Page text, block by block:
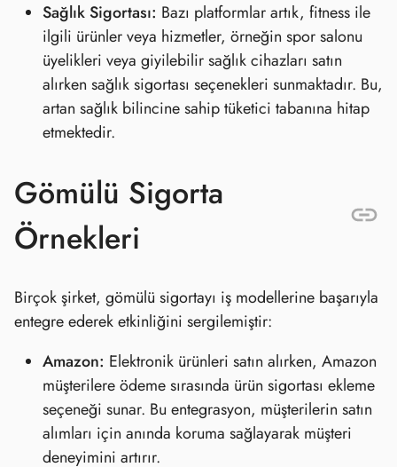
Sağlık Sigortası: Bazı platformlar artık, fitness ile
ilgili ürünler veya hizmetler, örneğin spor salonu
üyelikleri veya giyilebilir sağlık cihazları satın
alırken sağlık sigortası seçenekleri sunmaktadır. Bu,
artan sağlık bilincine sahip tüketici tabanına hitap
etmektedir.
Gömülü Sigorta
Örnekleri
Birçok şirket, gömülü sigortayı iş modellerine başarıyla
entegre ederek etkinliğini sergilemiştir:
Amazon: Elektronik ürünleri satın alırken, Amazon
müşterilere ödeme sırasında ürün sigortası ekleme
seçeneği sunar. Bu entegrasyon, müşterilerin satın
alımları için anında koruma sağlayarak müşteri
deneyimini artırır.